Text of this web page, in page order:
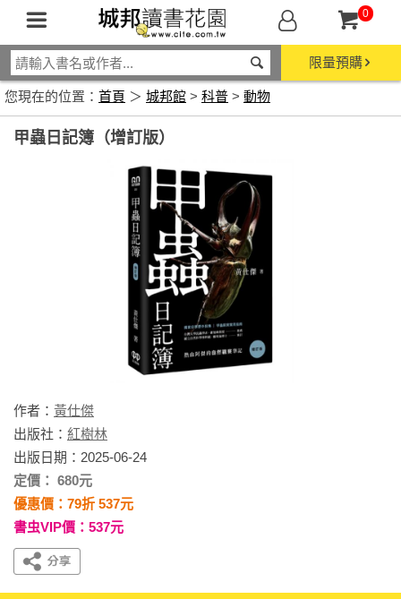
0
限量預購
您現在的位置： 首頁 ＞ 城邦館 > 科普 > 動物
甲蟲日記簿（增訂版）
作者： 黃仕傑
出版社： 紅樹林
出版日期：2025-06-24
定價： 680元
優惠價：79折 537元
書虫VIP價：537元